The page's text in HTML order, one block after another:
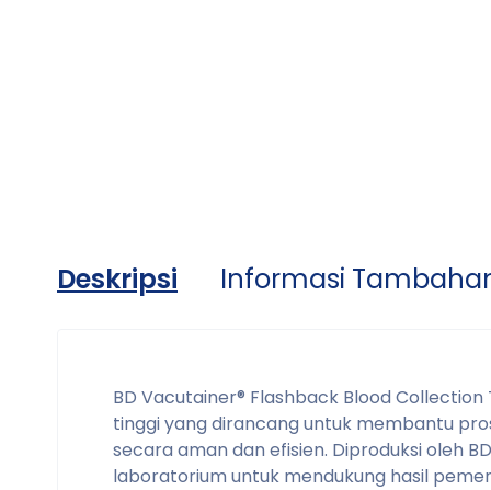
Deskripsi Informasi
BD Vacutainer® Flashback Blood
tinggi yang dirancang untuk membantu
secara aman dan efisien. Diproduksi oleh
laboratorium untuk mendukung hasil